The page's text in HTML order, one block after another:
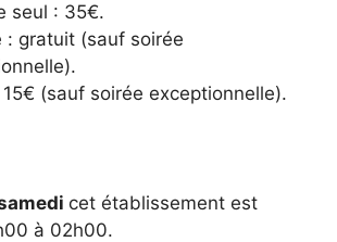
seul : 35€.
: gratuit (sauf soirée
(sauf soirée exceptionnelle).
cet établissement est
à 02h00.